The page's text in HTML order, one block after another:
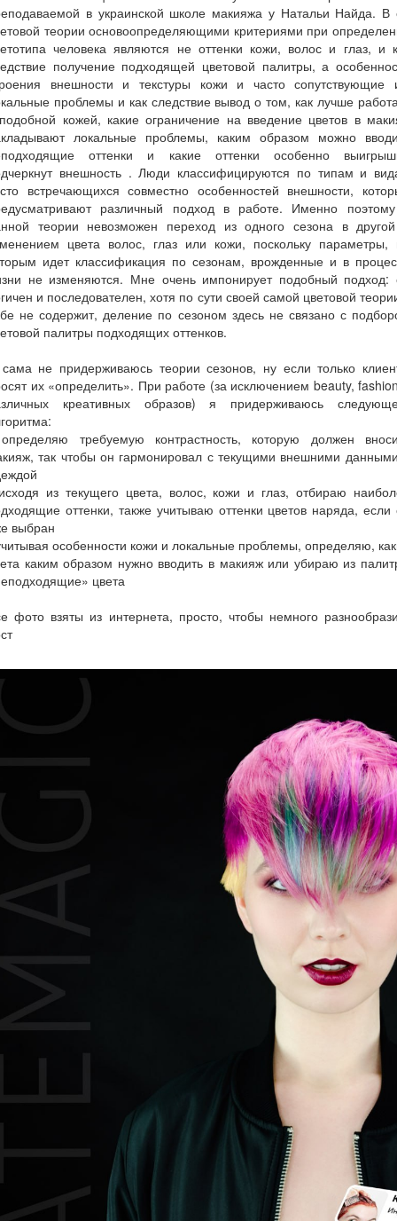
в украинской школе макияжа у Натальи Найда. В
теории основоопределяющими критериями при
человека являются не оттенки кожи, волос и глаз, и
получение подходящей цветовой палитры, а
внешности и текстуры кожи и часто сопутствующие
проблемы и как следствие вывод о том, как лучше
кожей, какие ограничение на введение цветов в
локальные проблемы, каким образом можно
оттенки и какие оттенки особенно
внешность . Люди классифицируются по типам и
встречающихся совместно особенностей внешности,
различный подход в работе. Именно
теории невозможен переход из одного сезона в
цвета волос, глаз или кожи, поскольку параметры,
идет классификация по сезонам, врожденные и в
не изменяются. Мне очень импонирует подобный подход:
и последователен, хотя по сути своей самой цветовой
не содержит, деление по сезоном здесь не связано с
палитры подходящих оттенков.
не придерживаюсь теории сезонов, ну если только
их «определить». При работе (за исключением beauty,
креативных образов) я придерживаюсь
требуемую контрастность, которую должен
так чтобы он гармонировал с текущими внешними
из текущего цвета, волос, кожи и глаз, отбираю
оттенки, также учитываю оттенки цветов наряда, если
выбран
особенности кожи и локальные проблемы, определяю,
каким образом нужно вводить в макияж или убираю из
цвета
фото взяты из интернета, просто, чтобы немного